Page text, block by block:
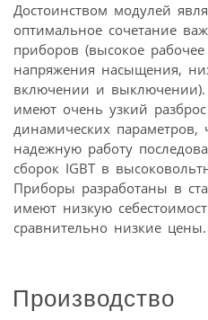
Достоинством модулей
оптимальное сочетание
приборов (высокое
напряжения насыщения,
включении и
имеют очень узкий разброс
динамических параметров,
надежную работу
сборок IGBT в
Приборы разработаны в
имеют низкую
сравнительно низкие цены.
Производство